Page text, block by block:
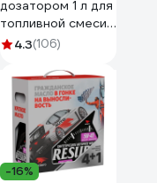
дозатором 1 л для
топливной смеси
DDE 247-002
4.3(106)
-16%